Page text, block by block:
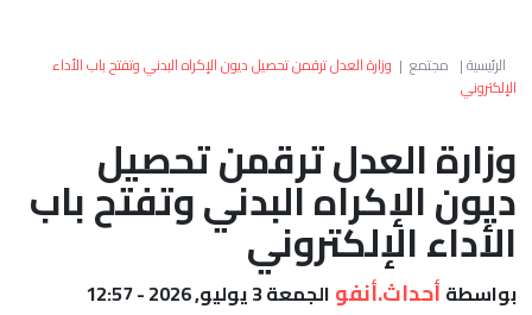
العالم
الصحراء
الرئيسية| مجتمع | وزارة العدل ترقمن تحصيل ديون الإكراه البدني وتفتح باب الأداء
الإلكتروني
وزارة العدل ترقمن تحصيل
ديون الإكراه البدني وتفتح باب
الأداء الإلكتروني
بواسطة أحداث.أنفو الجمعة 3 يوليو, 2026 - 12:57